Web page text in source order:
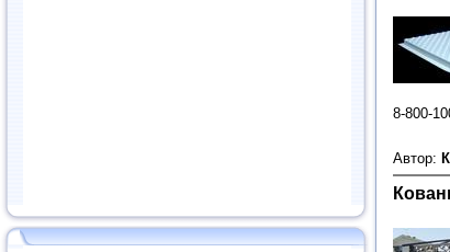
8-800-
Автор: